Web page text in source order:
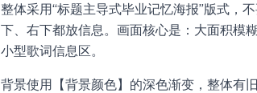
整体采用“标题主导式毕业记忆海报”版式，
下、右下都放信息。画面核心是：大面积模
小型歌词信息区。
背景使用【背景颜色】的深色渐变，整体有